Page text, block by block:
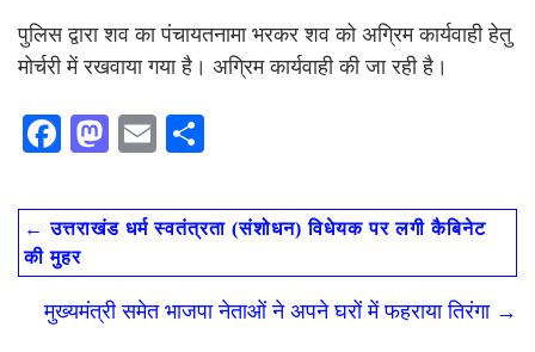
पुलिस द्वारा शव का पंचायतनामा भरकर शव को अग्रिम कार्यवाही हेतु
मोर्चरी में रखवाया गया है। अग्रिम कार्यवाही की जा रही है।
F
e
b
o
o
M
to
d
o
n
E
ai
l
ar
e
← उत्तराखंड धर्म स्वतंत्रता (संशोधन) विधेयक पर लगी कैबिनेट
की मुहर
मुख्यमंत्री समेत भाजपा नेताओं ने अपने घरों में फहराया तिरंगा →